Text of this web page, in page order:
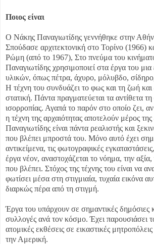
Ποιος είναι
Ο Νάκης Παναγιωτίδης γεννήθηκε στην
Σπούδασε αρχιτεκτονική στο Τορίνο (1966)
Ρώμη (από το 1967), Στο πνεύμα του
Παναγιωτίδης χρησιμοποιεί στα έργα του μια
υλικών, όπως πέτρα, άχυρο, μόλυβδο,
Η τέχνη του συνδυάζει το φως και τη ζωή και
στατική. Πάντα πραγματεύεται τα αντίθετα τη
ισορροπίας. Αγαπά το παρόν στο οποίο ζει,
η τέχνη της αρχαιότητας αποτελούν μέρος
Παναγιωτίδης είναι πάντα ρεαλιστής και
που βλέπει μπροστά του. Μόνο αυτό έχει
αντικείμενα, τις φωτογραφικές
έργα νέον, αναστοχάζεται το νόημα, την
που βλέπει. Στόχος της τέχνης του είναι να
φωτίσει μέσα στη στιγμιαία, τυχαία εικόνα
διαρκώς πέρα από τη στιγμή.
Έργα του υπάρχουν σε σημαντικές δημόσιες
συλλογές ανά τον κόσμο. Έχει παρουσιάσει
ατομικές εκθέσεις σε εικαστικές
την Αμερική.